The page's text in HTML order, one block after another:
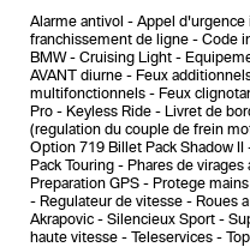
Alarme antivol Appel
franchissement de ligne
Code
BMW
Cruising Light
AVANT diurne
Feux
multifonctionnels
Feux
Pro
Keyless Ride Livret de
(regulation du couple de frein
Option 719 Billet Pack Shadow II
Pack Touring
Phares de virages
Preparation GPS
Protege mains
Regulateur de vitesse
Roues
Akrapovic
Silencieux Sport
haute vitesse
Teleservices